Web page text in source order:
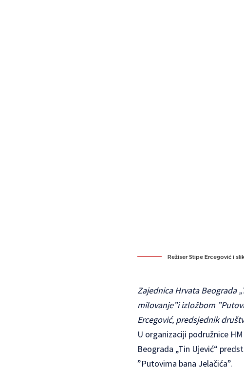
Režiser Stipe Ercegović i
Zajednica Hrvata Beograda
milovanje”i izložbom
Ercegović, predsjednik
U organizaciji podružnice
Beograda „Tin Ujević“
”Putovima bana Jelačića”.